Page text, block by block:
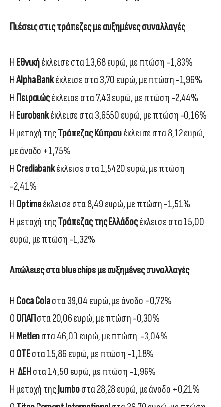
Πιέσεις στις τράπεζες με αυξημένες συναλλαγές
Η Εθνικήέκλεισε στα 13,68 ευρώ, με πτώση -1,83%
ΗAlpha Bankέκλεισε στα 3,70 ευρώ, με πτώση -1,96%
Η Πειραιώςέκλεισε στα 7,43 ευρώ, με πτώση -2,44%
Η Eurobankέκλεισε στα 3,6550 ευρώ, με πτώση -0,16%
Η μετοχή τηςΤράπεζας Κύπρουέκλεισε στα 8,12 ευρώ,
με άνοδο +1,75%
Η Crediabankέκλεισε στα 1,5420 ευρώ, με πτώση
-2,41%
Η Optimaέκλεισε στα 8,49 ευρώ, με πτώση -1,51%
Η μετοχή τηςΤράπεζας της Ελλάδοςέκλεισε στα 15,00
ευρώ, με πτώση -1,32%
Απώλειες στα blue chips με αυξημένες συναλλαγές
Η Coca Colaστα 39,04 ευρώ, με άνοδο +0,72%
Ο ΟΠΑΠστα 20,06 ευρώ, με πτώση -0,30%
Η Μetlenστα 46,00 ευρώ, με πτώση -3,04%
Ο ΟΤΕστα 15,86 ευρώ, με πτώση -1,18%
Η ΔΕΗστα 14,50 ευρώ, με πτώση -1,96%
Η μετοχή τηςJumboστα 28,28 ευρώ, με άνοδο +0,21%